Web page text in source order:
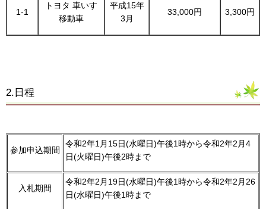
1-1
トヨタ 車いす
移動車
平成15年
3月
33,000円 3,300円
2.日程
参加申込期間
令和2年1月15日(水曜日)午後1時から令和2年2月4
日(火曜日)午後2時まで
入札期間
令和2年2月19日(水曜日)午後1時から令和2年2月26
日(水曜日)午後1時まで